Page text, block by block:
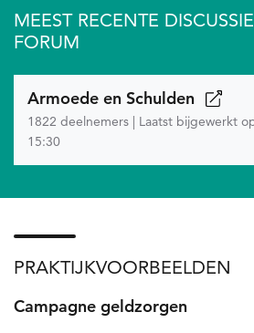
MEEST RECENTE
FORUM
Armoede en Schulden
1822 deelnemers | Laatst bijgewerkt
15:30
PRAKTIJKVOORBEELDEN
Nieuws
Campagne geldzorgen